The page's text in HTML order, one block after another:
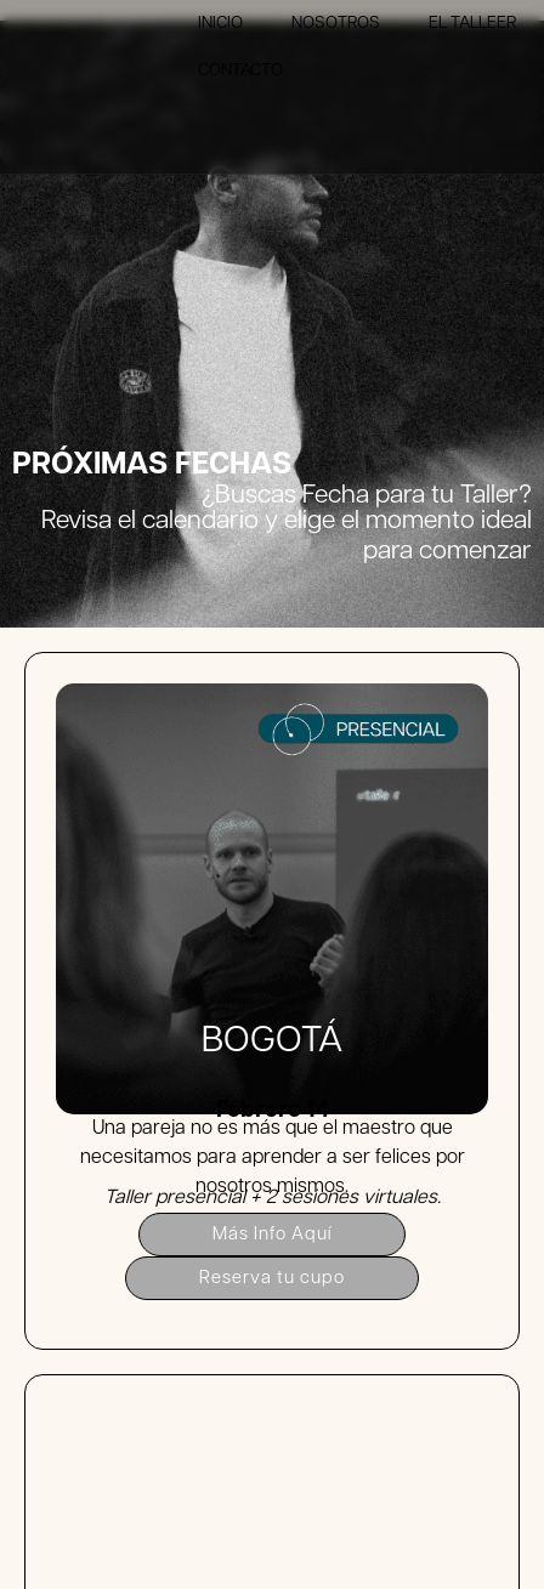
INICIO NOSOTROS EL TALLEER
PRÓXIMAS FECHAS
¿Buscas Fecha para tu Taller?
Revisa el calendario y elige el momento ideal
para comenzar
BOGOTÁ
Febrero 14
Una pareja no es más que el maestro que
necesitamos para aprender a ser felices por
nosotros mismos.
Taller presencial + 2 sesiones virtuales.
Más Info Aquí
Reserva tu cupo